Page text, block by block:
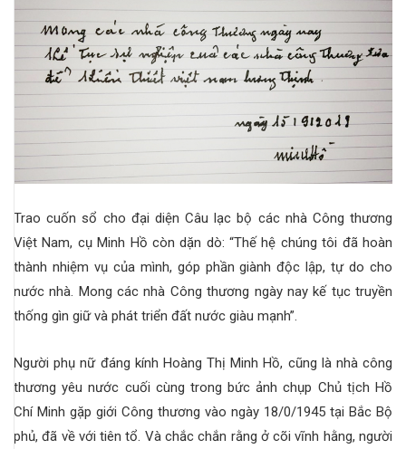
Trao cuốn sổ cho đại diện Câu lạc bộ các nhà Công thương
Việt Nam, cụ Minh Hồ còn dặn dò: “Thế hệ chúng tôi đã hoàn
thành nhiệm vụ của mình, góp phần giành độc lập, tự do cho
nước nhà. Mong các nhà Công thương ngày nay kế tục truyền
thống gìn giữ và phát triển đất nước giàu mạnh”.
Người phụ nữ đáng kính Hoàng Thị Minh Hồ, cũng là nhà công
thương yêu nước cuối cùng trong bức ảnh chụp Chủ tịch Hồ
Chí Minh gặp giới Công thương vào ngày 18/0/1945 tại Bắc Bộ
phủ, đã về với tiên tổ. Và chắc chắn rằng ở cõi vĩnh hằng, người